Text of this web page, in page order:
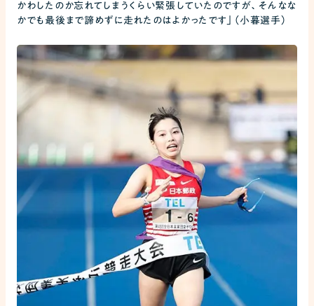
かわしたのか忘れてしまうくらい緊張していたのですが、そんなな
かでも最後まで諦めずに走れたのはよかったです」（小暮選手）